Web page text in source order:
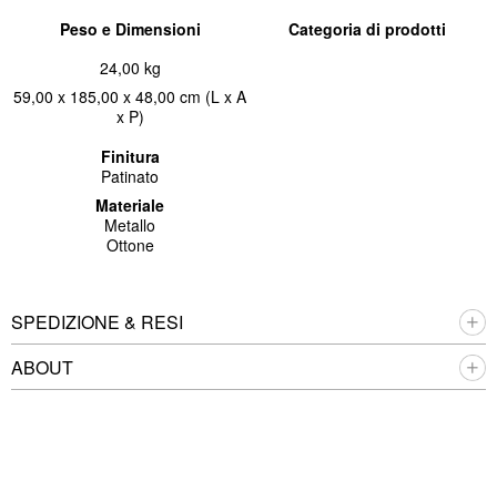
Peso e Dimensioni
24,00 kg
59,00 x 185,00 x 48,00 cm (L x A
x P)
Finitura
Patinato
Materiale
Metallo
Ottone
Categoria di prodotti
SPEDIZIONE & RESI
ABOUT